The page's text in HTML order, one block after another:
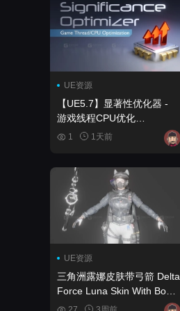
UE资源
【UE5.7】显著性优化器 -
游戏线程CPU优化
Significance Optimizer -
1 1天前
UE资源
三角洲露娜皮肤带弓箭 Delta
Force Luna Skin With Bow
and Arrow